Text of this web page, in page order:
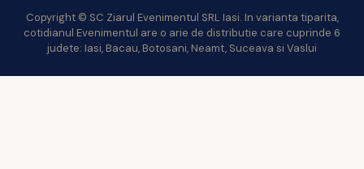
Copyright © SC Ziarul Evenimentul SRL Iasi. In varianta tiparita,
cotidianul Evenimentul are o arie de distributie care cuprinde 6
judete: Iasi, Bacau, Botosani, Neamt, Suceava si Vaslui